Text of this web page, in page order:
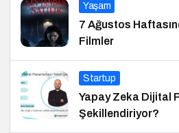
Yaşam
7 Ağustos
Filmler
Startup
Yapay Zeka Dijital
Şekillendiriyor?